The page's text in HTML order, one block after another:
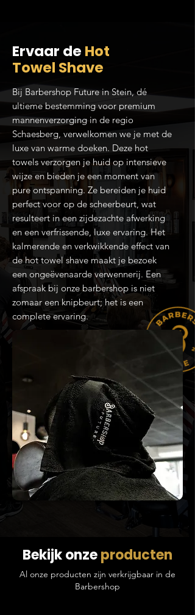
Ervaar de Hot
Towel Shave
Bij Barbershop Future in Stein, dé
ultieme bestemming voor premium
mannenverzorging in de regio
Schaesberg, verwelkomen we je met de
luxe van warme doeken. Deze hot
towels verzorgen je huid op intensieve
wijze en bieden je een moment van
pure ontspanning. Ze bereiden je huid
perfect voor op de scheerbeurt, wat
resulteert in een zijdezachte afwerking
en een verfrissende, luxe ervaring. Het
kalmerende en verkwikkende effect van
de hot towel shave maakt je bezoek
een ongeëvenaarde verwennerij. Een
afspraak bij onze barbershop is niet
zomaar een knipbeurt; het is een
complete ervaring.
Bekijk onzeproducten
Al onze producten zijn verkrijgbaar in de
Barbershop